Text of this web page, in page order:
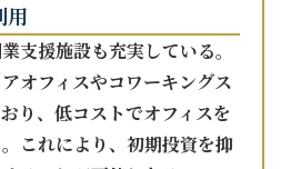
用
支援施設も充実している。
オフィスやコワーキングス
り、低コストでオフィスを
これにより、初期投資を抑